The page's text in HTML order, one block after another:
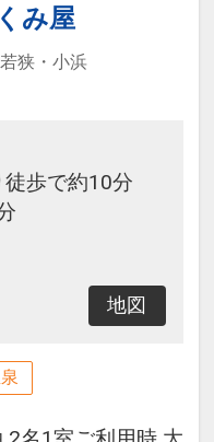
み屋
狭・小浜
歩で約10分
地図